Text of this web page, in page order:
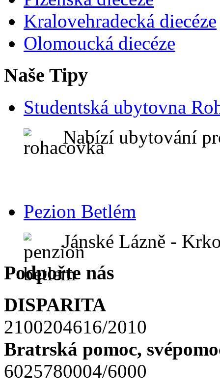
Kralovehradecká diecéze
Olomoucká diecéze
Naše Tipy
Studentská ubytovna
Nabízí ubytování
Pezion Betlém
Jánské Lázně -
Podpořte nás
DISPARITA
2100204616/2010
Bratrská pomoc,
6025780004/6000